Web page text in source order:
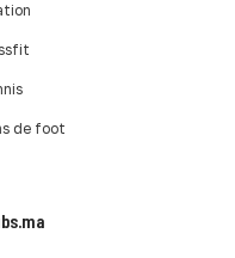
de foot